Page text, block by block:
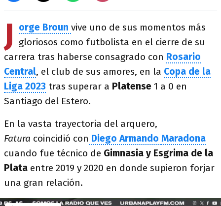
J orge Broun vive uno de sus momentos más
gloriosos como futbolista en el cierre de su
carrera tras haberse consagrado con Rosario
Central, el club de sus amores, en la Copa de la
Liga 2023 tras superar a Platense 1 a 0 en
Santiago del Estero.
En la vasta trayectoria del arquero,
Fatura coincidió con Diego Armando Maradona
cuando fue técnico de Gimnasia y Esgrima de la
Plata entre 2019 y 2020 en donde supieron forjar
una gran relación.